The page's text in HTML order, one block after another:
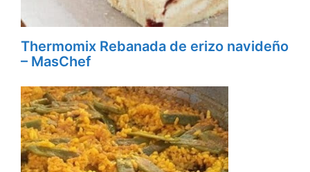
Thermomix Rebanada de erizo navideño
– MasChef